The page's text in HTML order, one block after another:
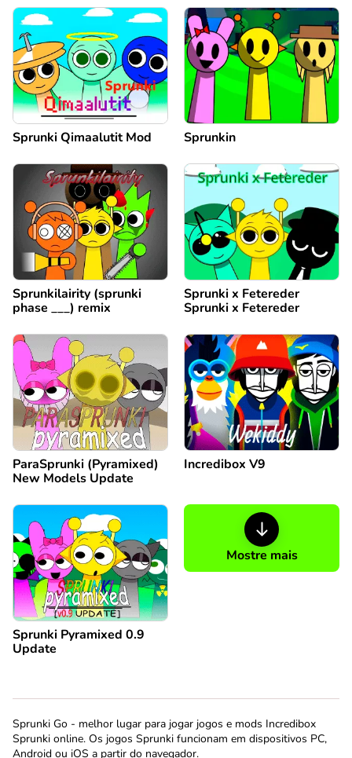
Sprunki Qimaalutit Mod Sprunkin
Sprunkilairity (sprunki
phase ___) remix
Sprunki x Fetereder
Sprunki x Fetereder
ParaSprunki (Pyramixed)
New Models Update
Incredibox V9
Sprunki Pyramixed 0.9
Update
Mostre mais
Sprunki Go - melhor lugar para jogar jogos e mods Incredibox
Sprunki online. Os jogos Sprunki funcionam em dispositivos PC,
Android ou iOS a partir do navegador.